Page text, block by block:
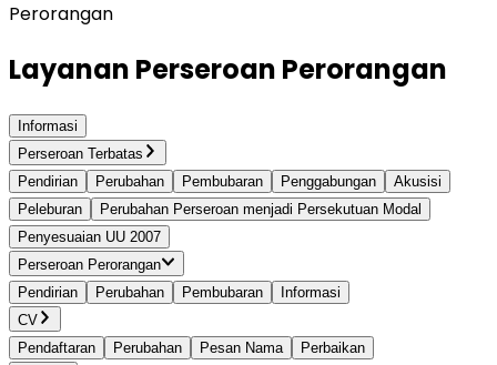
Perorangan
Layanan Perseroan Perorangan
Informasi
Perseroan Terbatas
Pendirian
Perubahan Pembubaran Penggabungan
Akusisi
Peleburan
Perubahan Perseroan menjadi Persekutuan Modal
Penyesuaian UU 2007
Perseroan Perorangan
Pendirian
Perubahan Pembubaran
Informasi
CV
Pendaftaran
Perubahan Pesan Nama
Perbaikan